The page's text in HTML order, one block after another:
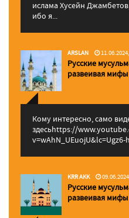
ислама Хусейн
ибо я...
ARSLAN
Русские
pазвеивая
Кому интересно, само
здесьhttps://
v=wAhN_UEuojU&lc=Ugz6-
KRR AKK
Русские
pазвеивая